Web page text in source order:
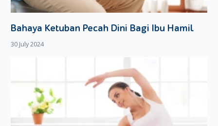
temulawak sebagai penangkal radikal bebas, dan terbukti
ampuh untuk meningkatkan sistem kekebalan tubuh,
melancarkan pencernaan dan meningkatkan nafsu makan.
Selain manfaat di atas, sebenarnya masih banyak manfaat
lainnya yang bisa didapat dari rutin mengonsumsi
temulawak, dari mulai mampu mengatasi sakit maag,
menurunkan kadar gula darah, mengatasi penyakit terkait
infeksi virus dan bakteri, serta
arterosklerosis
Bahaya Ketuban Pecah Dini Bagi Ibu Hamil
30 July 2024